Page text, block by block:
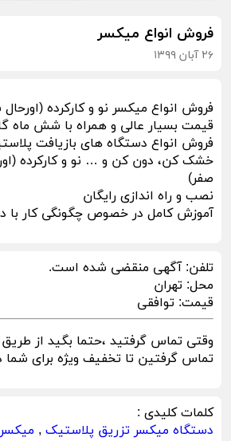
فروش انواع میکسر
۲۶ آبان ۱۳۹۹
فروش انواع میکسر نو و کارکرده
قیمت بسیار عالی و همراه با شش ماه
فروش انواع دستگاه های بازیافت
خشک کن، دون کن و … نو و کارکرده
صفر)
نصب و راه اندازی رایگان
آموزش کامل در خصوص چگونگی کار با
تلفن:آگهی منقضی شده است.
محل: تهران
قیمت: توافقی
وقتی تماس گرفتید ،حتما بگید از طریق
تماس گرفتین تا تخفیف ویژه برای شما
کلمات کلیدی :
دستگاه میکسر تزریق پلاستیک ,